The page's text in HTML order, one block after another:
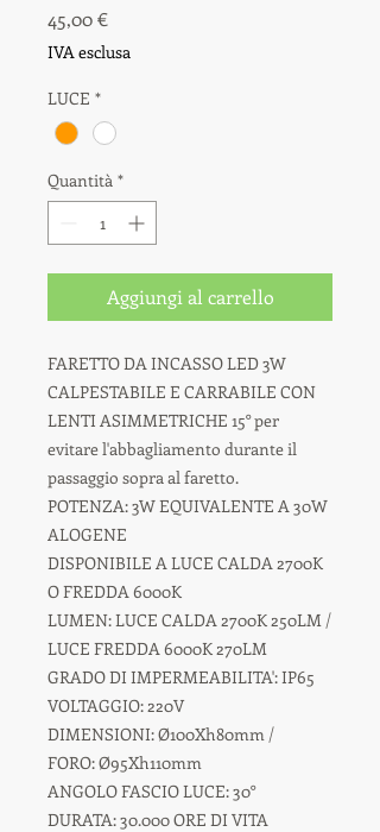
45,00 €Prezzo
IVA esclusa
LUCE *
Quantità *
Aggiungi al carrello
FARETTO DA INCASSO LED 3W
CALPESTABILE E CARRABILE CON
LENTI ASIMMETRICHE 15° per
evitare l'abbagliamento durante il
passaggio sopra al faretto.
POTENZA: 3W EQUIVALENTE A 30W
ALOGENE
DISPONIBILE A LUCE CALDA 2700K
O FREDDA 6000K
LUMEN: LUCE CALDA 2700K 250LM /
LUCE FREDDA 6000K 270LM
GRADO DI IMPERMEABILITA': IP65
VOLTAGGIO: 220V
DIMENSIONI: Ø100Xh80mm /
FORO: Ø95Xh110mm
ANGOLO FASCIO LUCE: 30°
DURATA: 30.000 ORE DI VITA